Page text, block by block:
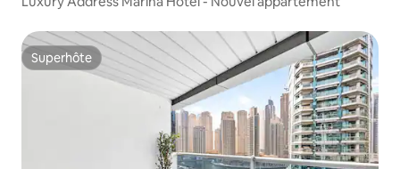
Superhôte
Superhôte